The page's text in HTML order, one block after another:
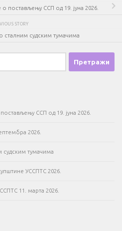
постављењу ССП од 19. јуна 2026.
STORY
сталним судским тумачима
ССП од 19. јуна 2026.
2026.
тумачима
УССПТС 2026.
11. марта 2026.